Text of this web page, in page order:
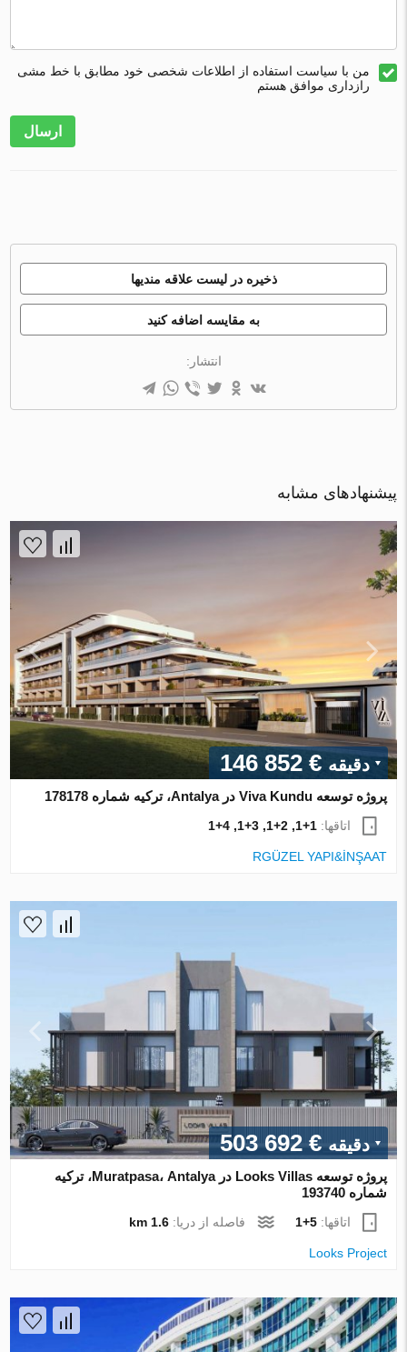
من با سیاست استفاده از اطلاعات شخصی خود مطابق با خط مشی
رازداری موافق هستم
ارسال
ذخیره در لیست علاقه مندیها
به مقایسه اضافه کنید
انتشار:
پیشنهادهای مشابه
دقیقه € 146 852
پروژه توسعه Viva Kundu در Antalya، ترکیه شماره 178178
اتاقها:1+1, 2+1, 3+1, 4+1
RGÜZEL YAPI&İNŞAAT
دقیقه€ 503 692
پروژه توسعه Looks Villas در Muratpasa، Antalya، ترکیه
شماره 193740
اتاقها:5+1 فاصله از دریا:1.6 km
Looks Project